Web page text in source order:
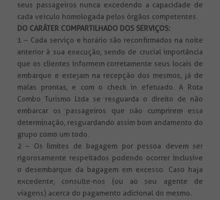
seus passageiros nunca excedendo a capacidade de
cada veículo homologada pelos órgãos competentes.
DO CARÁTER COMPARTILHADO DOS SERVIÇOS:
1 – Cada serviço e horário são reconfirmados na noite
anterior à sua execução, sendo de crucial importância
que os clientes informem corretamente seus locais de
embarque e estejam na recepção dos mesmos, já de
malas prontas, e com o check in efetuado. A Rota
Combo Turismo Ltda se resguarda o direito de não
embarcar os passageiros que não cumprirem essa
determinação, resguardando assim bom andamento do
grupo como um todo.
2 – Os limites de bagagem por pessoa devem ser
rigorosamente respeitados podendo ocorrer inclusive
o desembarque da bagagem em excesso. Caso haja
excedente, consulte-nos (ou ao seu agente de
viagens) acerca do pagamento adicional do mesmo.